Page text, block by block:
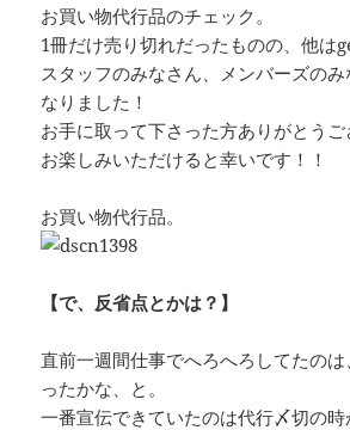
お買い物代行品のチェック。
1冊だけ売り切れだったものの、他は
スタッフのみなさん、メンバーズの
なりました！
お手に取って下さった方ありがとうご
お楽しみいただけると幸いです！！
お買い物代行品。
【で、反省点とかは？】
直前一週間仕事でへろへろしてたの
ったかな、と。
一番宣伝できていたのは代行〆切の時